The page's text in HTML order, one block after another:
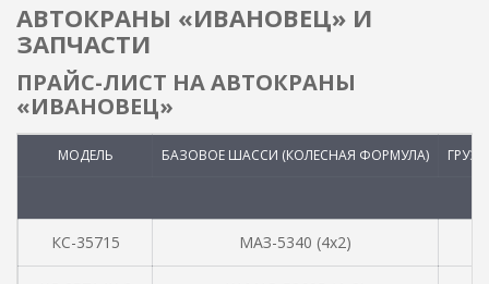
АВТОКРАНЫ «ИВАНОВЕЦ» И
ЗАПЧАСТИ
ПРАЙС-ЛИСТ НА АВТОКРАНЫ
«ИВАНОВЕЦ»
МОДЕЛЬ БАЗОВОЕ ШАССИ (КОЛЕСНАЯ ФОРМУЛА)
КС-35715 МАЗ-5340 (4х2)